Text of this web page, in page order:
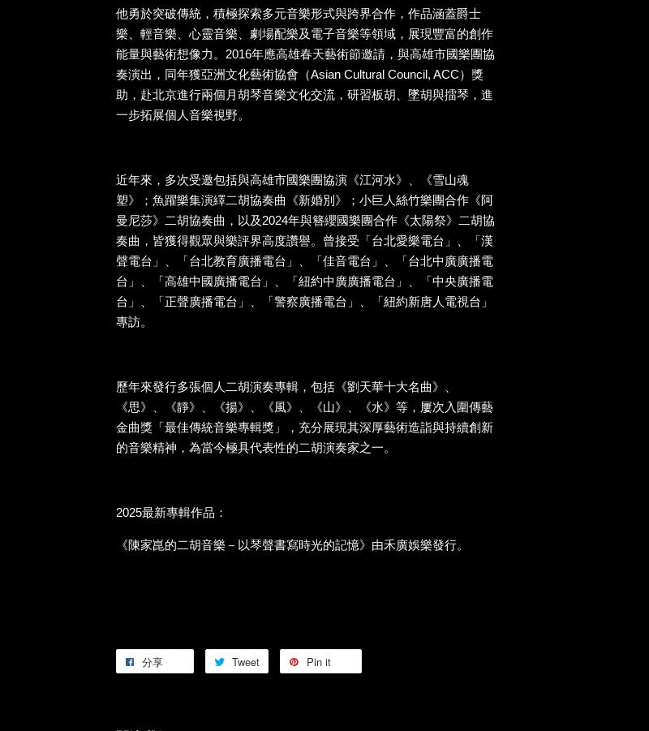
他勇於突破傳統，積極探索多元音樂形式與跨界合作，作品涵蓋爵士
樂、輕音樂、心靈音樂、劇場配樂及電子音樂等領域，展現豐富的創作
能量與藝術想像力。2016年應高雄春天藝術節邀請，與高雄市國樂團協
奏演出，同年獲亞洲文化藝術協會（Asian Cultural Council, ACC）獎
助，赴北京進行兩個月胡琴音樂文化交流，研習板胡、墜胡與擂琴，進
一步拓展個人音樂視野。
近年來，多次受邀包括與高雄市國樂團協演《江河水》、《雪山魂
塑》；魚躍樂集演繹二胡協奏曲《新婚別》；小巨人絲竹樂團合作《阿
曼尼莎》二胡協奏曲，以及2024年與簪纓國樂團合作《太陽祭》二胡協
奏曲，皆獲得觀眾與樂評界高度讚譽。曾接受「台北愛樂電台」、「漢
聲電台」、「台北教育廣播電台」、「佳音電台」、「台北中廣廣播電
台」、「高雄中國廣播電台」、「紐約中廣廣播電台」、「中央廣播電
台」、「正聲廣播電台」、「警察廣播電台」、「紐約新唐人電視台」
專訪。
歷年來發行多張個人二胡演奏專輯，包括《劉天華十大名曲》、
《思》、《靜》、《揚》、《風》、《山》、《水》等，屢次入圍傳藝
金曲獎「最佳傳統音樂專輯獎」，充分展現其深厚藝術造詣與持續創新
的音樂精神，為當今極具代表性的二胡演奏家之一。
2025最新專輯作品：
《陳家崑的二胡音樂－以琴聲書寫時光的記憶》由禾廣娛樂發行。
分享 Tweet Pin it